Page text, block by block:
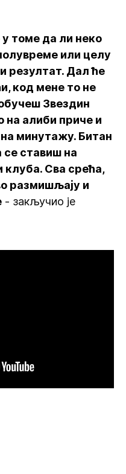
томе да ли неко
или целу
резултат. Дал ће
код мене то не
Звездин
на алиби приче и
минутажу. Битан
ставиш на
клуба. Сва срећа,
размишљају и
- закључио је